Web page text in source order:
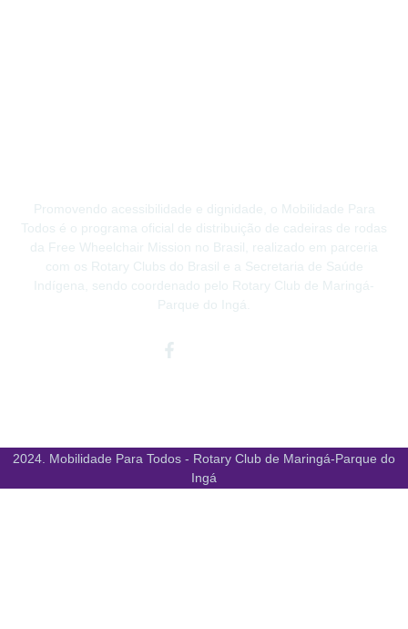
Promovendo acessibilidade e dignidade, o Mobilidade Para
Todos é o programa oficial de distribuição de cadeiras de rodas
da Free Wheelchair Mission no Brasil, realizado em parceria
com os Rotary Clubs do Brasil e a Secretaria de Saúde
Indígena, sendo coordenado pelo Rotary Club de Maringá-
Parque do Ingá.
Facebook-
2024. Mobilidade Para Todos - Rotary Club de Maringá-Parque do
Ingá